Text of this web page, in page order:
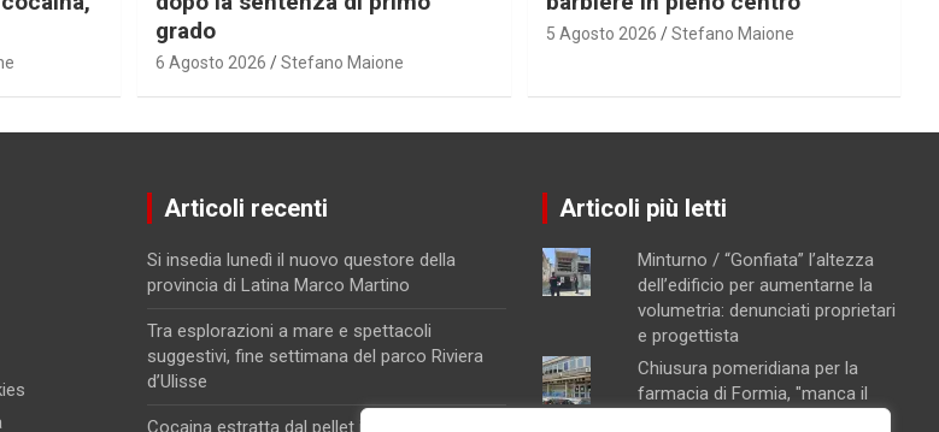
grado
6 Agosto 2026 Stefano Maione
5 Agosto 2026 Stefano Maione
Articoli recenti
Si insedia lunedì il nuovo questore della
provincia di Latina Marco Martino
Tra esplorazioni a mare e spettacoli
suggestivi, fine settimana del parco Riviera
d’Ulisse
Cocaina estratta dal pellet in una raffineria
Articoli più letti
Minturno / “Gonfiata” l’altezza
dell’edificio per aumentarne la
volumetria: denunciati proprietari
e progettista
Chiusura pomeridiana per la
farmacia di Formia, "manca il